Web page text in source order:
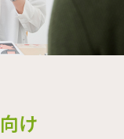
向け